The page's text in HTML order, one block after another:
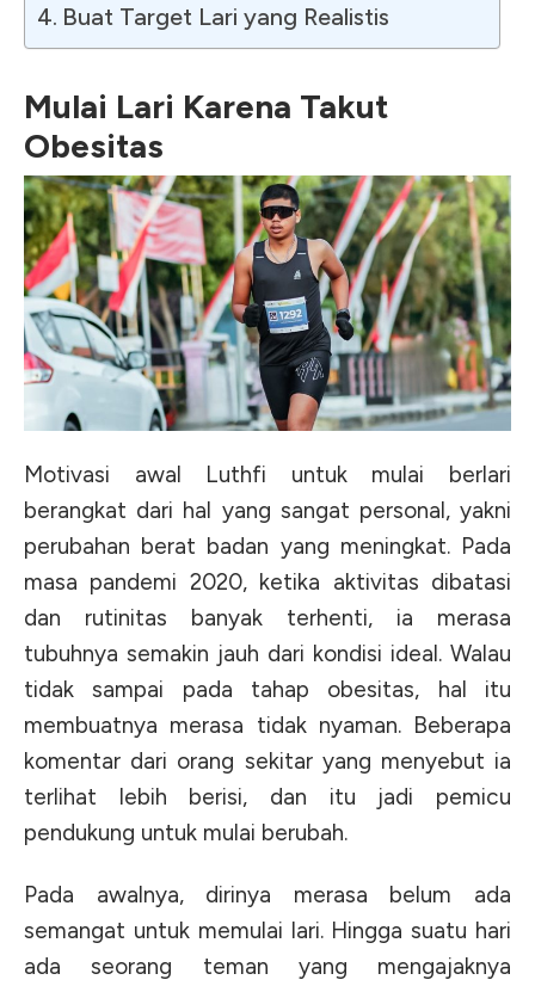
Buat Target Lari yang Realistis
Mulai Lari Karena Takut
Obesitas
Motivasi awal Luthfi untuk mulai berlari
berangkat dari hal yang sangat personal, yakni
perubahan berat badan yang meningkat. Pada
masa pandemi 2020, ketika aktivitas dibatasi
dan rutinitas banyak terhenti, ia merasa
tubuhnya semakin jauh dari kondisi ideal. Walau
tidak sampai pada tahap obesitas, hal itu
membuatnya merasa tidak nyaman. Beberapa
komentar dari orang sekitar yang menyebut ia
terlihat lebih berisi, dan itu jadi pemicu
pendukung untuk mulai berubah.
Pada awalnya, dirinya merasa belum ada
semangat untuk memulai lari. Hingga suatu hari
ada seorang teman yang mengajaknya